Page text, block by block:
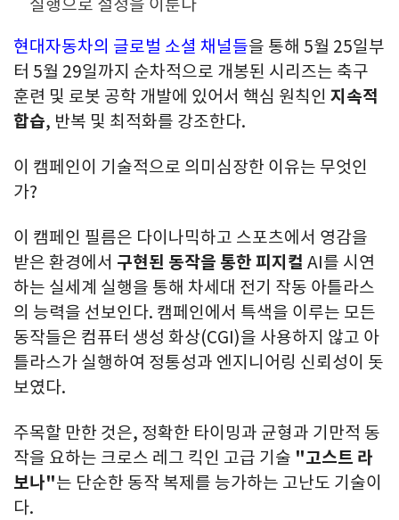
실행으로 절정을 이룬다
현대자동차의 글로벌 소셜 채널들을 통해 5월 25일부
터 5월 29일까지 순차적으로 개봉된 시리즈는 축구
훈련 및 로봇 공학 개발에 있어서 핵심 원칙인 지속적
합습, 반복 및 최적화를 강조한다.
이 캠페인이 기술적으로 의미심장한 이유는 무엇인
가?
이 캠페인 필름은 다이나믹하고 스포츠에서 영감을
받은 환경에서 구현된 동작을 통한 피지컬 AI를 시연
하는 실세계 실행을 통해 차세대 전기 작동 아틀라스
의 능력을 선보인다. 캠페인에서 특색을 이루는 모든
동작들은 컴퓨터 생성 화상(CGI)을 사용하지 않고 아
틀라스가 실행하여 정통성과 엔지니어링 신뢰성이 돗
보였다.
주목할 만한 것은, 정확한 타이밍과 균형과 기만적 동
작을 요하는 크로스 레그 킥인 고급 기술 "고스트 라
보나"는 단순한 동작 복제를 능가하는 고난도 기술이
다.